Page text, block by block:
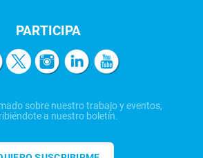
PARTICIPA
sobre nuestro trabajo y eventos,
a nuestro boletín.